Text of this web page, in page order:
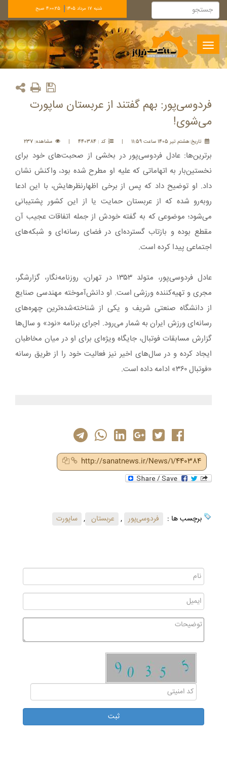
شنبه 17 مرداد 1405 4:00:25 صبح
Toggle
navigation
فردوسی‌پور: بهم گفتند از عربستان ساپورت
می‌شوی!
تاريخ:هشتم تير 1405 ساعت 11:59 | کد : 440384 | مشاهده: 237
برترین‌ها: عادل فردوسی‌پور در بخشی از صحبت‌های خود برای
نخستین‌بار به اتهاماتی که علیه او مطرح شده بود، واکنش نشان
داد. او توضیح داد که پس از برخی اظهارنظرهایش، با این ادعا
روبه‌رو شده که از عربستان حمایت یا از این کشور پشتیبانی
می‌شود؛ موضوعی که به گفته خودش از جمله اتفاقات عجیب آن
مقطع بوده و بازتاب گسترده‌ای در فضای رسانه‌ای و شبکه‌های
اجتماعی پیدا کرده است.
عادل فردوسی‌پور، متولد ۱۳۵۳ در تهران، روزنامه‌نگار، گزارشگر،
مجری و تهیه‌کننده ورزشی است. او دانش‌آموخته مهندسی صنایع
از دانشگاه صنعتی شریف و یکی از شناخته‌شده‌ترین چهره‌های
رسانه‌ای ورزش ایران به شمار می‌رود. اجرای برنامه «نود» و سال‌ها
گزارش مسابقات فوتبال، جایگاه ویژه‌ای برای او در میان مخاطبان
ایجاد کرده و در سال‌های اخیر نیز فعالیت خود را از طریق رسانه
«فوتبال ۳۶۰» ادامه داده است.
http://sanatnews.ir/News/1/440384
برچسب ها : فردوسی‌پور , عربستان , ساپورت